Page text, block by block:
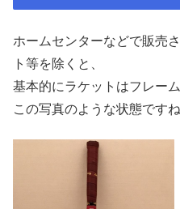
ホームセンターなどで販売
ト等を除くと、
基本的にラケットはフレー
この写真のような状態ですね